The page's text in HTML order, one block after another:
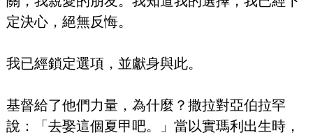
定決心，絕無反悔。
我已經鎖定選項，並獻身與此。
基督給了他們力量，為什麼？撒拉對亞伯拉罕
說：「去娶這個夏甲吧。」當以實瑪利出生時，